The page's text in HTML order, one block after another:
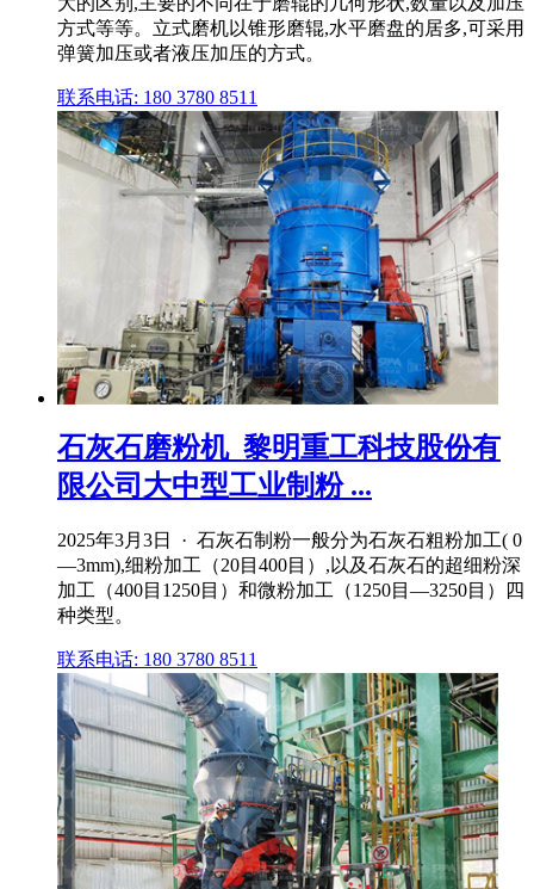
方式等等。立式磨机以锥形磨辊,水平磨盘的居多,可采用
弹簧加压或者液压加压的方式。
联系电话: 180 3780 8511
石灰石磨粉机_黎明重工科技股份有
限公司大中型工业制粉 ...
2025年3月3日 · 石灰石制粉一般分为石灰石粗粉加工( 0
—3mm),细粉加工（20目400目）,以及石灰石的超细粉深
加工（400目1250目）和微粉加工（1250目—3250目）四
种类型。
联系电话: 180 3780 8511